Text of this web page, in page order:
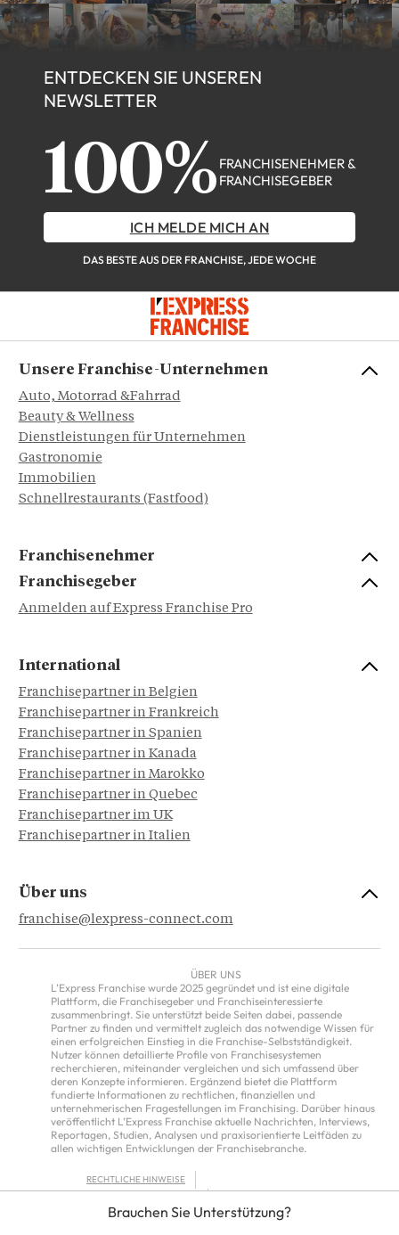
Brauchen Sie Unterstützung?
ENTDECKEN SIE UNSEREN
NEWSLETTER
100% FRANCHISENEHMER &
FRANCHISEGEBER
ICH MELDE MICH AN
DAS BESTE AUS DER FRANCHISE, JEDE WOCHE
Unsere Franchise-Unternehmen
Auto, Motorrad &Fahrrad
Beauty & Wellness
Dienstleistungen für Unternehmen
Gastronomie
Immobilien
Schnellrestaurants (Fastfood)
Franchisenehmer
Franchisegeber
Anmelden auf Express Franchise Pro
International
Franchisepartner in Belgien
Franchisepartner in Frankreich
Franchisepartner in Spanien
Franchisepartner in Kanada
Franchisepartner in Marokko
Franchisepartner in Quebec
Franchisepartner im UK
Franchisepartner in Italien
Über uns
franchise@lexpress-connect.com
ÜBER UNS
L’Express Franchise wurde 2025 gegründet und ist eine digitale
Plattform, die Franchisegeber und Franchiseinteressierte
zusammenbringt. Sie unterstützt beide Seiten dabei, passende
Partner zu finden und vermittelt zugleich das notwendige Wissen für
einen erfolgreichen Einstieg in die Franchise-Selbstständigkeit.
Nutzer können detaillierte Profile von Franchisesystemen
recherchieren, miteinander vergleichen und sich umfassend über
deren Konzepte informieren. Ergänzend bietet die Plattform
fundierte Informationen zu rechtlichen, finanziellen und
unternehmerischen Fragestellungen im Franchising. Darüber hinaus
veröffentlicht L’Express Franchise aktuelle Nachrichten, Interviews,
Reportagen, Studien, Analysen und praxisorientierte Leitfäden zu
allen wichtigen Entwicklungen der Franchisebranche.
RECHTLICHE HINWEISE
ALLGEMEINE NUTZUNGSBEDINGUNGEN FÜR DEN SERVICE VON